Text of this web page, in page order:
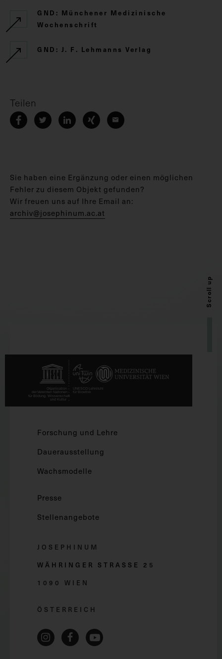
GND: Münchener Medizinische
Wochenschrift
GND: J. F. Lehmanns Verlag
Teilen
Sie haben eine Ergänzung oder einen möglichen
Fehler zu diesem Objekt gefunden?
Wir freuen uns auf Ihre Email an:
archiv@josephinum.ac.at
Scroll up
Forschung und Lehre
Dauerausstellung
Wachsmodelle
Presse
Stellenangebote
JOSEPHINUM
WÄHRINGER STRASSE 2 5
1090 WIEN
ÖSTERREICH